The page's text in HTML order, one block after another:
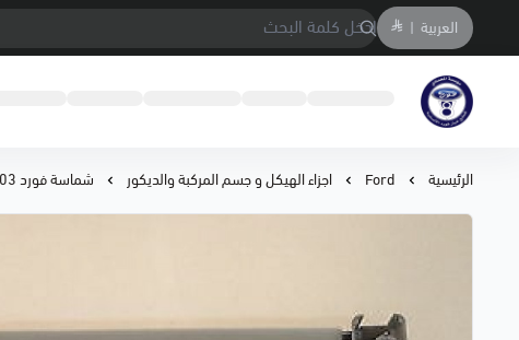
العربية |
متجر المحمادي لقطع السيارات
الرئيسية Ford اجزاء الهيكل و جسم المركبة والديكور شماسة فورد 11/03 اللون رصاصي